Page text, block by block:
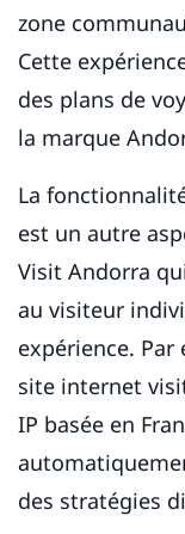
zone
Cette
des plans de
la marque
La
est un autre
Visit Andorra
au visiteur
expérience. Par
site internet
IP basée en
des stratégies